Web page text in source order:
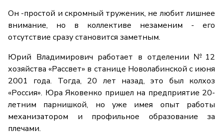
Он -простой и скромный труженик, не любит лишнее
внимание, но в коллективе незаменим - его
отсутствие сразу становится заметным.
Юрий Владимирович работает в отделении №12
хозяйства «Рассвет» в станице Новолабинской с июня
2001 года. Тогда, 20 лет назад, это был колхоз
«Россия». Юра Яковенко пришел на предприятие 20-
летним парнишкой, но уже имея опыт работы
механизатором и профильное образование за
плечами.